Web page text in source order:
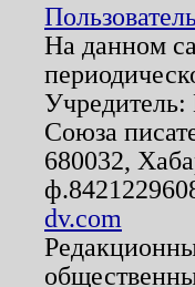
На данном
Союза
680032,
dv.com